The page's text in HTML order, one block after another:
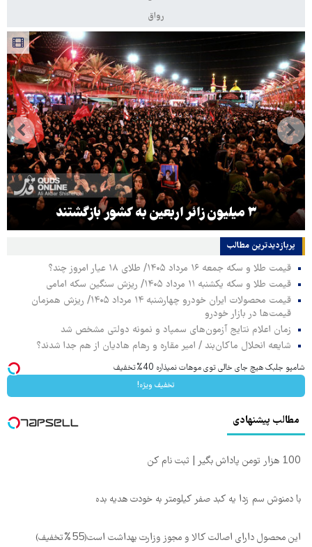
رواق
۳ میلیون زائر اربعین به کشور بازگشتند
پربازدیدترین‌ مطالب
قیمت طلا و سکه جمعه ۱۶ مرداد ۱۴۰۵/ طلای ۱۸ عیار امروز چند؟
قیمت طلا و سکه یکشنبه ۱۱ مرداد ۱۴۰۵/ ریزش سنگین سکه امامی
قیمت محصولات ایران خودرو چهارشنبه ۱۴ مرداد ۱۴۰۵/ ریزش همزمان
قیمت‌ها در بازار خودرو
زمان اعلام نتایج آزمون‌های سمپاد و نمونه دولتی مشخص شد
شایعه انحلال ماکان‌بند / امیر مقاره و رهام هادیان از هم جدا شدند؟
شامپو جلبک هیچ جای خالی توی موهات نمیذاره 40%تخفیف
تخفیف ویژه!
مطالب پیشنهادی
100 هزار تومن پاداش بگیر | ثبت نام کن
با دمنوش سم زدا یه کبد صفر کیلومتر به خودت هدیه بده
این محصول دارای اصالت کالا و مجوز وزارت بهداشت است(55%تخفیف)